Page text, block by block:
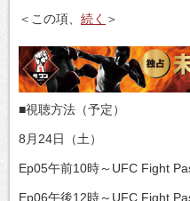
＜この項、 続く ＞
■視聴方法（予定）
8月24日（土）
Ep05午前10時～UFC Fight
Ep06午後12時～UFC Fight